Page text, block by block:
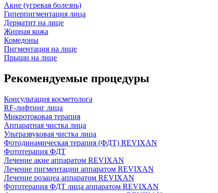
Акне (угревая болезнь)
Гиперпигментация лица
Дерматит на лице
Жирная кожа
Комедоны
Пигментация на лице
Прыщи на лице
Рекомендуемые процедуры
Консультация косметолога
RF-лифтинг лица
Микротоковая терапия
Аппаратная чистка лица
Ультразвуковая чистка лица
Фотодинамическая терапия (ФДТ) REVIXAN
Фототерапия ФДТ
Лечение акне аппаратом REVIXAN
Лечение пигментации аппаратом REVIXAN
Лечение розацеа аппаратом REVIXAN
Фототерапия ФДТ лица аппаратом REVIXAN